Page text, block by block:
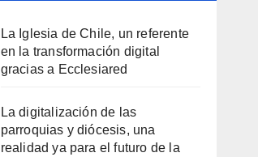
La Iglesia de Chile, un referente
en la transformación digital
gracias a Ecclesiared
La digitalización de las
parroquias y diócesis, una
realidad ya para el futuro de la